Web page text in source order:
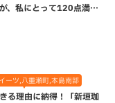
、私にとって120点満点
ーツ,八重瀬町,本島南部
る理由に納得！「新垣珈